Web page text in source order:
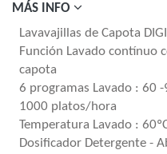
MÁS INFO
Lavavajillas de Capota
Función Lavado contínuo
capota
6 programas Lavado : 60
1000 platos/hora
Temperatura Lavado :
Dosificador Detergente -